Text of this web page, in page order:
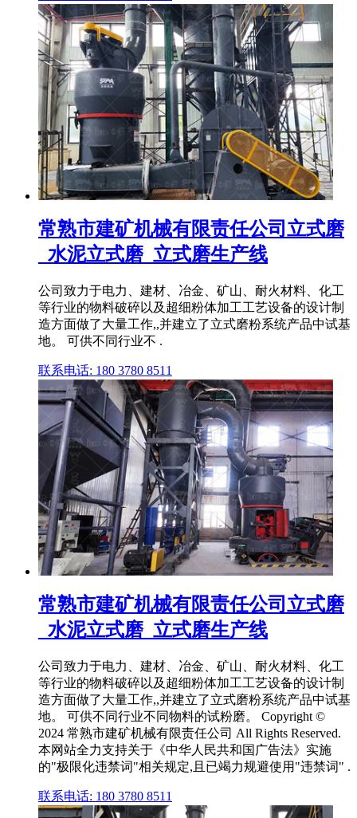
常熟市建矿机械有限责任公司立式磨
_水泥立式磨_立式磨生产线
公司致力于电力、建材、冶金、矿山、耐火材料、化工
等行业的物料破碎以及超细粉体加工工艺设备的设计制
造方面做了大量工作,,并建立了立式磨粉系统产品中试基
地。 可供不同行业不 .
联系电话: 180 3780 8511
常熟市建矿机械有限责任公司立式磨
_水泥立式磨_立式磨生产线
公司致力于电力、建材、冶金、矿山、耐火材料、化工
等行业的物料破碎以及超细粉体加工工艺设备的设计制
造方面做了大量工作,,并建立了立式磨粉系统产品中试基
地。 可供不同行业不同物料的试粉磨。 Copyright ©
2024 常熟市建矿机械有限责任公司 All Rights Reserved.
本网站全力支持关于《中华人民共和国广告法》实施
的"极限化违禁词"相关规定,且已竭力规避使用"违禁词" .
联系电话: 180 3780 8511